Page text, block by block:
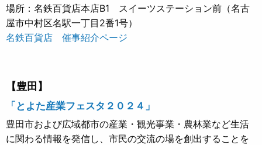
場所：名鉄百貨店本店B1 スイーツステーション前（名古
屋市中村区名駅一丁目2番1号）
名鉄百貨店 催事紹介ページ
【豊田】
「とよた産業フェスタ２０２４」
豊田市および広域都市の産業・観光事業・農林業など生活
に関わる情報を発信し、市民の交流の場を創出することを